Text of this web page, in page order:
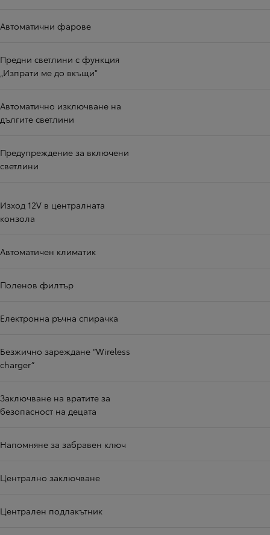
Автоматични фарове
Предни светлини с функция
„Изпрати ме до вкъщи"
Автоматично изключване на
дългите светлини
Предупреждение за включени
светлини
Изход 12V в централната
конзола
Автоматичен климатик
Поленов филтър
Електронна ръчна спирачка
Безжично зареждане “Wireless
charger”
Заключване на вратите за
безопасност на децата
Напомняне за забравен ключ
Централно заключване
Централен подлакътник